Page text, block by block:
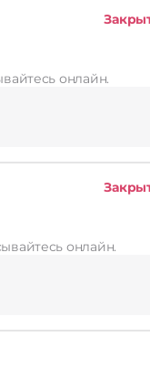
онлайн.
онлайн.